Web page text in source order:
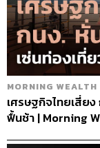
MORNING WEALTH
เศรษฐกิจไทยเสี่ย
ฟื้นช้า | Morning